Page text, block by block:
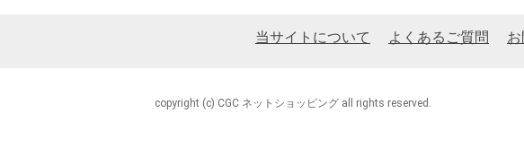
当サイトについて よくあるご質問
copyright (c) CGC ネットショッピング all rights reserved.